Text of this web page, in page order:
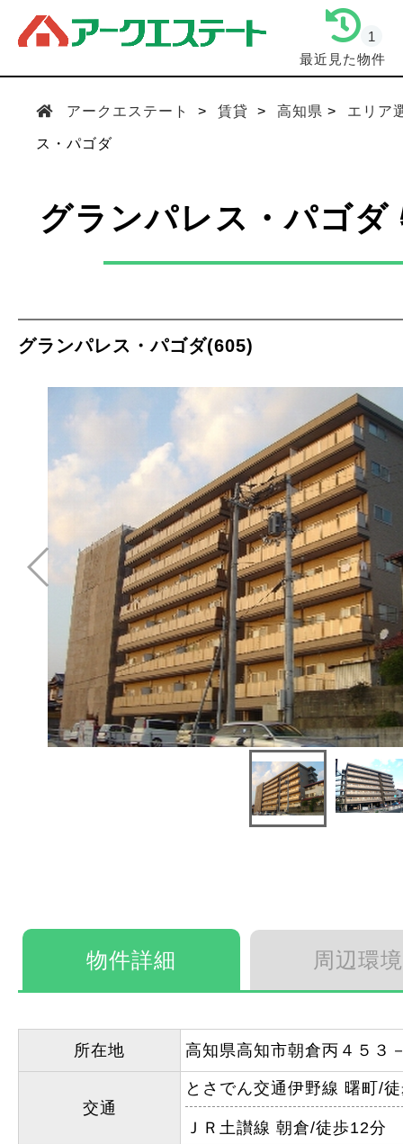
最近見た物件
1
アークエステート 賃貸 高知県 エリア
ス・パゴダ
グランパレス・パゴダ
グランパレス・パゴダ(605)
物件詳細 周辺環境
所在地 高知県高知市朝倉丙４５３
交通
とさでん交通伊野線 曙町/
ＪＲ土讃線 朝倉/徒歩12分